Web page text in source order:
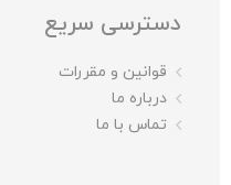
دسترسی سریع
قوانین و مقررات
درباره ما
تماس با ما